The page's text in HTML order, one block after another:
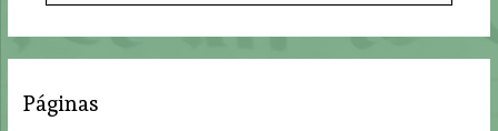
r
Páginas